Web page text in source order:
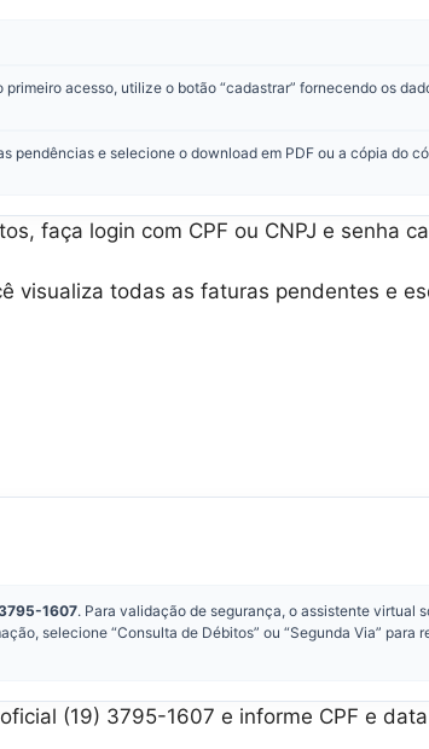
acesso, utilize o botão “cadastrar” fornecendo os
pendências e selecione o download em PDF ou a cópia do
faça login com CPF ou CNPJ e senha
visualiza todas as faturas pendentes e
1607. Para validação de segurança, o assistente virtual
selecione “Consulta de Débitos” ou “Segunda Via” para
(19) 3795-1607 e informe CPF e